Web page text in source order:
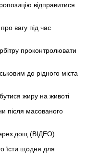
відправитися
вагу під час
проконтролювати
до рідного міста
жиру на животі
після масованого
дощ (ВІДЕО)
їсти щодня для